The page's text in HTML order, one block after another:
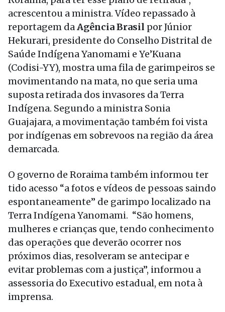
acrescentou a ministra. Vídeo repassado à
reportagem daAgência Brasil por Júnior
Hekurari, presidente do Conselho Distrital de
Saúde Indígena Yanomami e Ye’Kuana
(Codisi-YY), mostra uma fila de garimpeiros se
movimentando na mata, no que seria uma
suposta retirada dos invasores da Terra
Indígena. Segundo a ministra Sonia
Guajajara, a movimentação também foi vista
por indígenas em sobrevoos na região da área
demarcada.
O governo de Roraima também informou ter
tido acesso “a fotos e vídeos de pessoas saindo
espontaneamente” de garimpo localizado na
Terra Indígena Yanomami. “São homens,
mulheres e crianças que, tendo conhecimento
das operações que deverão ocorrer nos
próximos dias, resolveram se antecipar e
evitar problemas com a justiça”, informou a
assessoria do Executivo estadual, em nota à
imprensa.